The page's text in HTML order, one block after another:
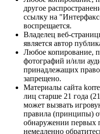
другое
ссылку на
воспрещается.
Владелец веб-
является автор
Любое копирование,
фотографий и/или
принадлежащих
запрещено.
Материалы сайта
лиц старше 21 года
может вызвать
правила (принципы)
обнаружении первых
немедленно